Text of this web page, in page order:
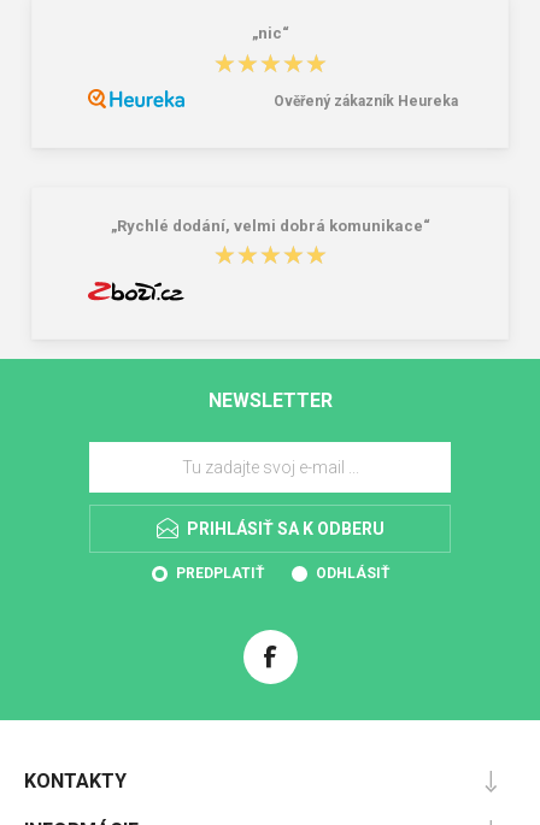
„nic“
★★★★★
★★★★★
Ověřený zákazník Heureka
„Rychlé dodání, velmi dobrá komunikace“
★★★★★
★★★★★
NEWSLETTER
PRIHLÁSIŤ SA K ODBERU
PREDPLATIŤ ODHLÁSIŤ
KONTAKTY